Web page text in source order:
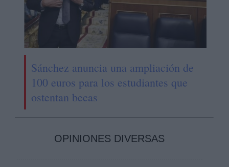
Sánchez anuncia una ampliación de
100 euros para los estudiantes que
ostentan becas
OPINIONES DIVERSAS